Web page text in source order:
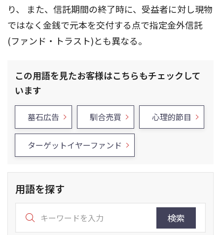
り、 また、信託期間の終了時に、受益者に対し現物
ではなく金銭で元本を交付する点で指定金外信託
(ファンド・トラスト)とも異なる。
この用語を見たお客様はこちらもチェックして
います
墓石広告 馴合売買 心理的節目
ターゲットイヤーファンド
用語を探す
検索